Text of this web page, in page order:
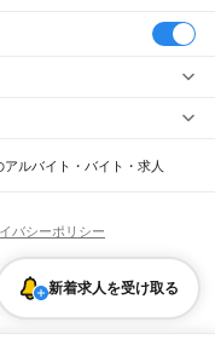
日市駅 河原田駅
島ケ原駅
精肉・鮮魚加工
バー（BAR）・バーテンダー
ネージャー）
色自由ひげOKネイルOK
・外国人活躍中
ルバイト・バイト・求人
新着求人を受け取る
バシーポリシー